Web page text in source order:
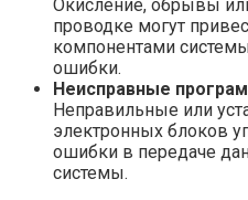
Окисление, обрывы
проводке могут
компонентами
ошибки.
Неисправные
Неправильные или
электронных блоков
ошибки в передаче
системы.